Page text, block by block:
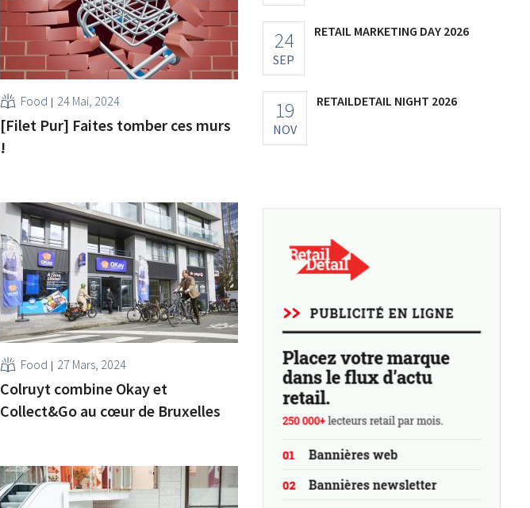
Food 24 Mai, 2024
[Filet Pur] Faites tomber ces murs
!
Food 27 Mars, 2024
Colruyt combine Okay et
Collect&Go au cœur de Bruxelles
24
SEP
RETAIL MARKETING DAY 2026
19
NOV
RETAILDETAIL NIGHT 2026